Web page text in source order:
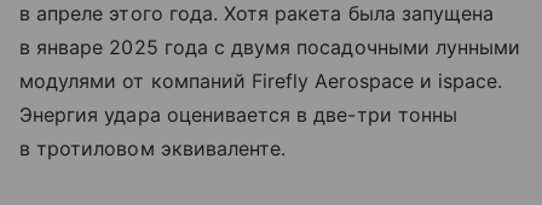
в апреле этого года. Хотя ракета была запущена
в январе 2025 года с двумя посадочными лунными
модулями от компаний Firefly Aerospace и ispace.
Энергия удара оценивается в две-три тонны
в тротиловом эквиваленте.